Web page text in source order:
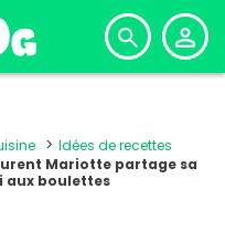
Idées de recettes
Mariotte partage sa
aux boulettes